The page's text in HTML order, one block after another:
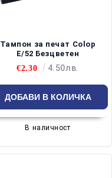
Тампон за печат Colop
E/52 Безцветен
€2.30
4.50лв.
В наличност